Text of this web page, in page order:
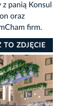
panią Konsul
oraz
firm.
TO ZDJĘCIE